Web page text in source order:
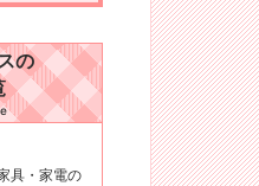
の
具・家電の